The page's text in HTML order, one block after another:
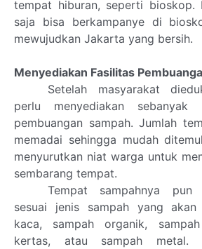
tempat hiburan, seperti bioskop.
saja bisa berkampanye di
mewujudkan Jakarta yang bersih.
Menyediakan Fasilitas
Setelah masyarakat
perlu menyediakan sebanyak
pembuangan sampah. Jumlah
memadai sehingga mudah
menyurutkan niat warga untuk
sembarang tempat.
Tempat sampahnya pun
sesuai jenis sampah yang akan
kaca, sampah organik,
kertas, atau sampah